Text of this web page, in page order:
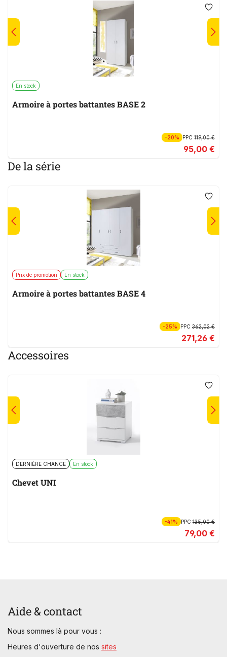
En stock
Armoire à portes battantes BASE 2
-20% PPC119,00 €
95,00 €
De la série
Prix de promotion En stock
Armoire à portes battantes BASE 4
-25% PPC362,02 €
271,26 €
Accessoires
DERNIÈRE CHANCE En stock
Chevet UNI
-41% PPC135,00 €
79,00 €
Aide & contact
Nous sommes là pour vous :
Heures d'ouverture de nos sites